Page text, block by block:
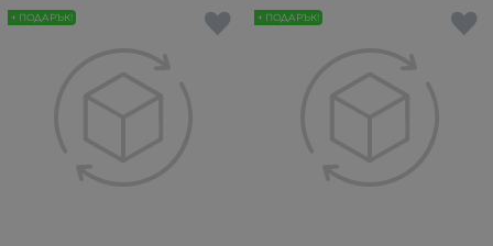
+ ПОДАРЪК! + ПОДАРЪК!